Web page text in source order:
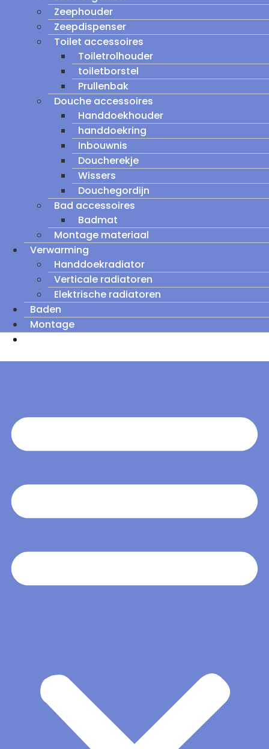
Zeephouder
Zeepdispenser
Toilet accessoires
Toiletrolhouder
toiletborstel
Prullenbak
Douche accessoires
Handdoekhouder
handdoekring
Inbouwnis
Doucherekje
Wissers
Douchegordijn
Bad accessoires
Badmat
Montage materiaal
Verwarming
Handdoekradiator
Verticale radiatoren
Elektrische radiatoren
Baden
Montage